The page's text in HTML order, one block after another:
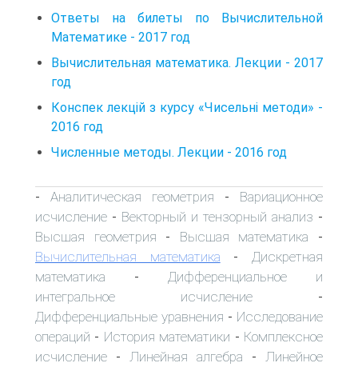
Ответы на билеты по Вычислительной
Математике - 2017 год
Вычислительная математика. Лекции - 2017
год
Конспек лекцій з курсу «Чисельні методи» -
2016 год
Численные методы. Лекции - 2016 год
- Аналитическая геометрия - Вариационное
исчисление - Векторный и тензорный анализ -
Высшая геометрия - Высшая математика -
Вычислительная математика - Дискретная
математика - Дифференциальное и
интегральное исчисление -
Дифференциальные уравнения - Исследование
операций - История математики - Комплексное
исчисление - Линейная алгебра -
Линейное